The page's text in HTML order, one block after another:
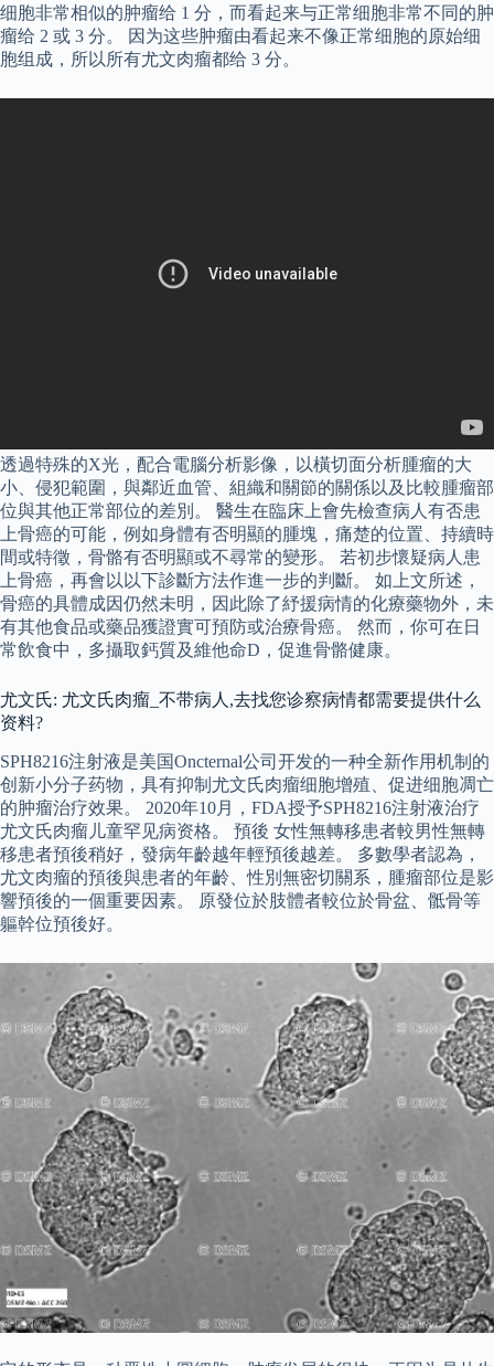
细胞非常相似的肿瘤给 1 分，而看起来与正常细胞非常不同的肿
瘤给 2 或 3 分。 因为这些肿瘤由看起来不像正常细胞的原始细
胞组成，所以所有尤文肉瘤都给 3 分。
透過特殊的X光，配合電腦分析影像，以橫切面分析腫瘤的大
小、侵犯範圍，與鄰近血管、組織和關節的關係以及比較腫瘤部
位與其他正常部位的差別。 醫生在臨床上會先檢查病人有否患
上骨癌的可能，例如身體有否明顯的腫塊，痛楚的位置、持續時
間或特徵，骨骼有否明顯或不尋常的變形。 若初步懷疑病人患
上骨癌，再會以以下診斷方法作進一步的判斷。 如上文所述，
骨癌的具體成因仍然未明，因此除了紓援病情的化療藥物外，未
有其他食品或藥品獲證實可預防或治療骨癌。 然而，你可在日
常飲食中，多攝取鈣質及維他命D，促進骨骼健康。
尤文氏: 尤文氏肉瘤_不带病人,去找您诊察病情都需要提供什么
资料?
SPH8216注射液是美国Oncternal公司开发的一种全新作用机制的
创新小分子药物，具有抑制尤文氏肉瘤细胞增殖、促进细胞凋亡
的肿瘤治疗效果。 2020年10月，FDA授予SPH8216注射液治疗
尤文氏肉瘤儿童罕见病资格。 預後 女性無轉移患者較男性無轉
移患者預後稍好，發病年齡越年輕預後越差。 多數學者認為，
尤文肉瘤的預後與患者的年齡、性別無密切關系，腫瘤部位是影
響預後的一個重要因素。 原發位於肢體者較位於骨盆、骶骨等
軀幹位預後好。